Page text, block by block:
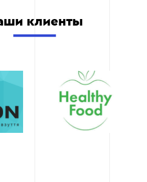
работают SEO-
специалисты с
оптимизации. Мы
помогаем выявить
слабые места в стратегии
подрядчика и
предложить
альтернативные
клиенты